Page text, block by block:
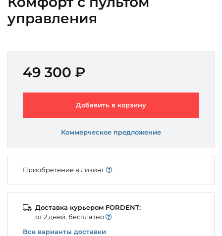
управления
49 300 ₽
Добавить в корзину
Коммерческое предложение
Приобретение в лизинг
Доставка курьером FORDENT:
от 2 дней, бесплатно
Все варианты доставки